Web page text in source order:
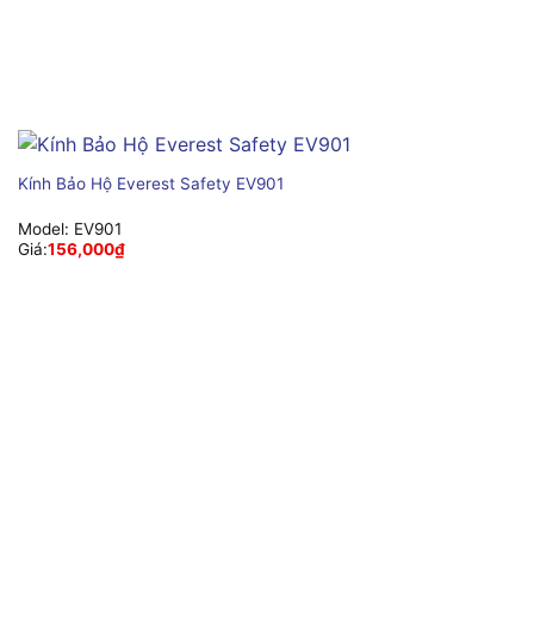
Kính Bảo Hộ Everest Safety EV901
Model: EV901
Giá:156,000₫